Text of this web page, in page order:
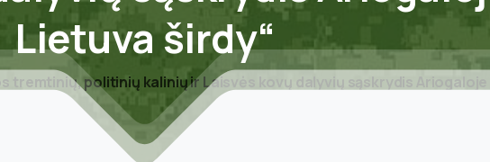
Lietuvaširdy“
tremtinių, politinių kalinių ir Laisvės kovų dalyvių sąskrydis Ariogaloje